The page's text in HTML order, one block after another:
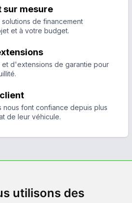
utilisons des
sur mesure
de financement
et à votre budget.
d'extensions de garantie pour
nous font confiance depuis plus
de leur véhicule.
privilégiez la marche ou le vélo